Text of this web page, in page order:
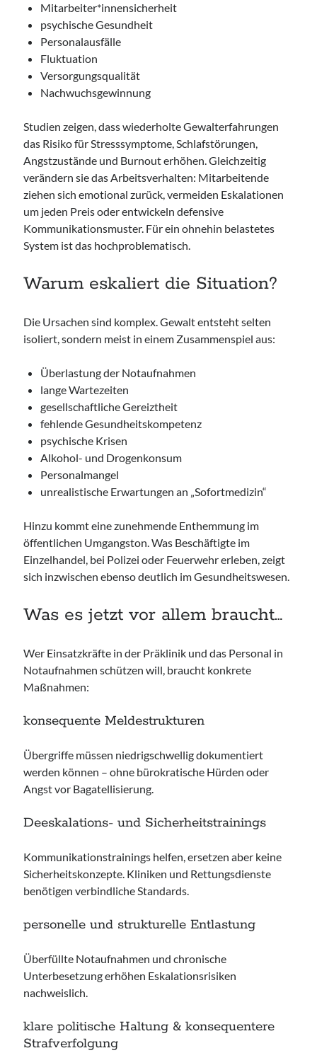
Mitarbeiter*innensicherheit
psychische Gesundheit
Personalausfälle
Fluktuation
Versorgungsqualität
Nachwuchsgewinnung
Studien zeigen, dass wiederholte Gewalterfahrungen
das Risiko für Stresssymptome, Schlafstörungen,
Angstzustände und Burnout erhöhen. Gleichzeitig
verändern sie das Arbeitsverhalten: Mitarbeitende
ziehen sich emotional zurück, vermeiden Eskalationen
um jeden Preis oder entwickeln defensive
Kommunikationsmuster. Für ein ohnehin belastetes
System ist das hochproblematisch.
Warum eskaliert die Situation?
Die Ursachen sind komplex. Gewalt entsteht selten
isoliert, sondern meist in einem Zusammenspiel aus:
Überlastung der Notaufnahmen
lange Wartezeiten
gesellschaftliche Gereiztheit
fehlende Gesundheitskompetenz
psychische Krisen
Alkohol- und Drogenkonsum
Personalmangel
unrealistische Erwartungen an „Sofortmedizin“
Hinzu kommt eine zunehmende Enthemmung im
öffentlichen Umgangston. Was Beschäftigte im
Einzelhandel, bei Polizei oder Feuerwehr erleben, zeigt
sich inzwischen ebenso deutlich im Gesundheitswesen.
Was es jetzt vor allem braucht…
Wer Einsatzkräfte in der Präklinik und das Personal in
Notaufnahmen schützen will, braucht konkrete
Maßnahmen:
konsequente Meldestrukturen
Übergriffe müssen niedrigschwellig dokumentiert
werden können – ohne bürokratische Hürden oder
Angst vor Bagatellisierung.
Deeskalations- und Sicherheitstrainings
Kommunikationstrainings helfen, ersetzen aber keine
Sicherheitskonzepte. Kliniken und Rettungsdienste
benötigen verbindliche Standards.
personelle und strukturelle Entlastung
Überfüllte Notaufnahmen und chronische
Unterbesetzung erhöhen Eskalationsrisiken
nachweislich.
klare politische Haltung & konsequentere
Strafverfolgung